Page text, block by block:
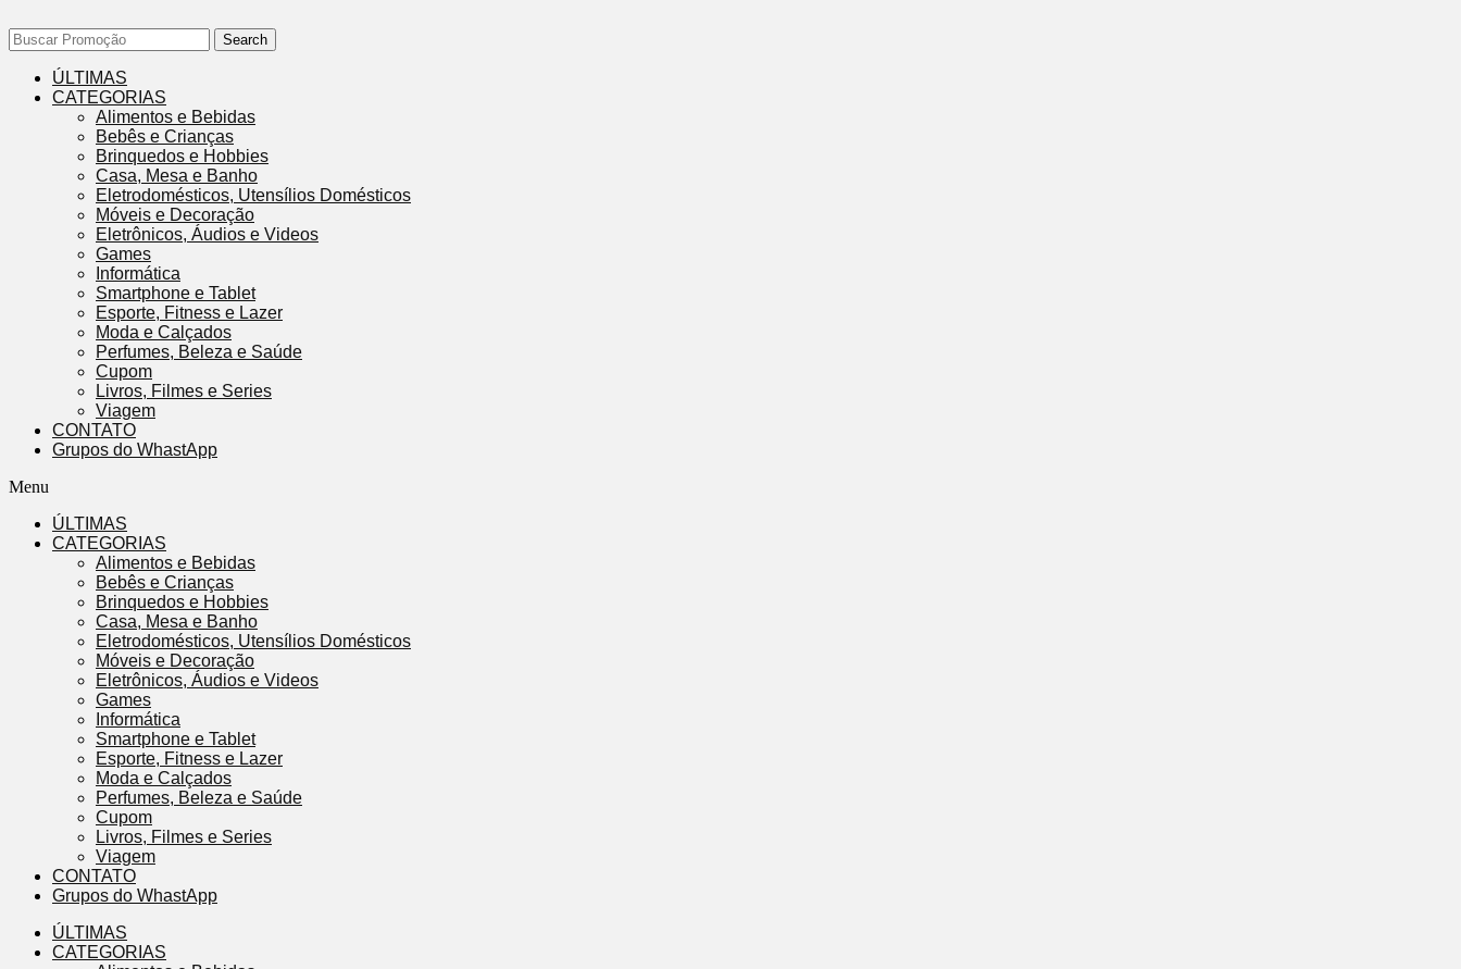
Search
ÚLTIMAS
CATEGORIAS
Alimentos e Bebidas
Bebês e Crianças
Brinquedos e Hobbies
Casa, Mesa e Banho
Eletrodomésticos, Utensílios Domésticos
Móveis e Decoração
Eletrônicos, Áudios e Videos
Games
Informática
Smartphone e Tablet
Esporte, Fitness e Lazer
Moda e Calçados
Perfumes, Beleza e Saúde
Cupom
Livros, Filmes e Series
Viagem
CONTATO
Grupos do WhastApp
Menu
ÚLTIMAS
CATEGORIAS
Alimentos e Bebidas
Bebês e Crianças
Brinquedos e Hobbies
Casa, Mesa e Banho
Eletrodomésticos, Utensílios Domésticos
Móveis e Decoração
Eletrônicos, Áudios e Videos
Games
Informática
Smartphone e Tablet
Esporte, Fitness e Lazer
Moda e Calçados
Perfumes, Beleza e Saúde
Cupom
Livros, Filmes e Series
Viagem
CONTATO
Grupos do WhastApp
ÚLTIMAS
CATEGORIAS